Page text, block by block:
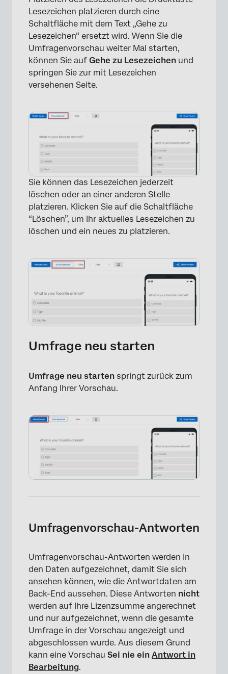
Lesezeichen platzieren durch eine
Schaltfläche mit dem Text „Gehe zu
Lesezeichen“ ersetzt wird. Wenn Sie die
Umfragenvorschau weiter Mal starten,
können Sie auf Gehe zu Lesezeichen und
springen Sie zur mit Lesezeichen
versehenen Seite.
×
Sie können das Lesezeichen jederzeit
löschen oder an einer anderen Stelle
platzieren. Klicken Sie auf die Schaltfläche
“Löschen”, um Ihr aktuelles Lesezeichen zu
löschen und ein neues zu platzieren.
Umfrage neu starten
Umfrage neu starten springt zurück zum
Anfang Ihrer Vorschau.
Umfragenvorschau-Antworten
Umfragenvorschau-Antworten werden in
den Daten aufgezeichnet, damit Sie sich
ansehen können, wie die Antwortdaten am
Back-End aussehen. Diese Antworten nicht
werden auf Ihre Lizenzsumme angerechnet
und nur aufgezeichnet, wenn die gesamte
Umfrage in der Vorschau angezeigt und
abgeschlossen wurde. Aus diesem Grund
kann eine Vorschau Sei nie ein Antwort in
Bearbeitung.